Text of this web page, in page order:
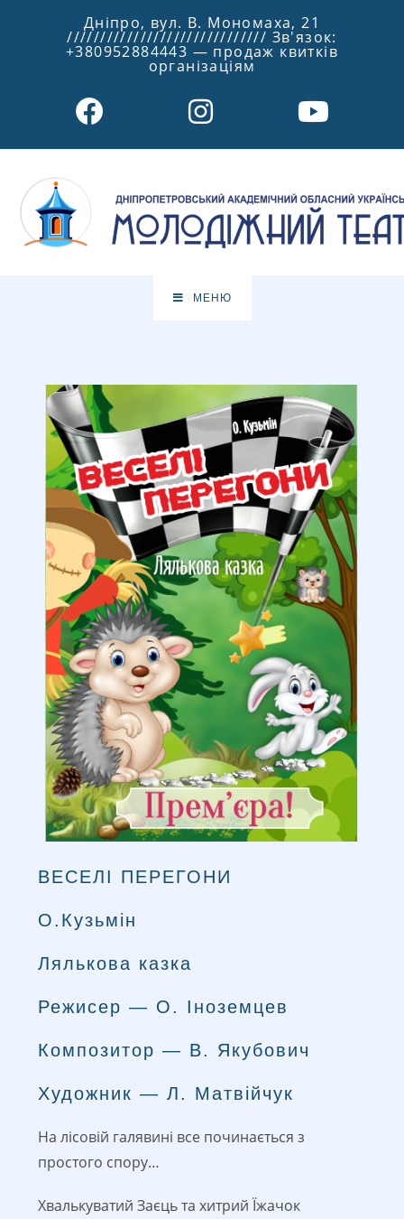
Дніпро, вул. В. Мономаха, 21
////////////////////////////// Зв'язок:
+380952884443 — продаж квитків
організаціям
МЕНЮ
ВЕСЕЛІ ПЕРЕГОНИ
О.Кузьмін
Лялькова казка
Режисер — О. Іноземцев
Композитор — В. Якубович
Художник — Л. Матвійчук
На лісовій галявині все починається з
простого спору…
Хвалькуватий Заєць та хитрий Їжачок